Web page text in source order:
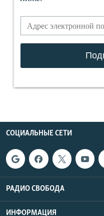
СОЦИАЛЬНЫЕ СЕТИ
РАДИО СВОБОДА
ИНФОРМАЦИЯ